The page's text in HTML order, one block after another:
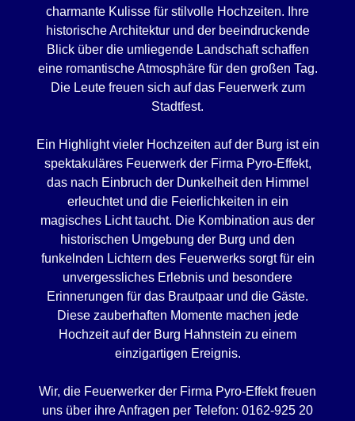
charmante Kulisse für stilvolle Hochzeiten. Ihre
historische Architektur und der beeindruckende
Blick über die umliegende Landschaft schaffen
eine romantische Atmosphäre für den großen Tag.
Die Leute freuen sich auf das Feuerwerk zum
Stadtfest.
Ein Highlight vieler Hochzeiten auf der Burg ist ein
spektakuläres Feuerwerk der Firma Pyro-Effekt,
das nach Einbruch der Dunkelheit den Himmel
erleuchtet und die Feierlichkeiten in ein
magisches Licht taucht. Die Kombination aus der
historischen Umgebung der Burg und den
funkelnden Lichtern des Feuerwerks sorgt für ein
unvergessliches Erlebnis und besondere
Erinnerungen für das Brautpaar und die Gäste.
Diese zauberhaften Momente machen jede
Hochzeit auf der Burg Hahnstein zu einem
einzigartigen Ereignis.
Wir, die Feuerwerker der Firma Pyro-Effekt freuen
uns über ihre Anfragen per Telefon: 0162-925 20